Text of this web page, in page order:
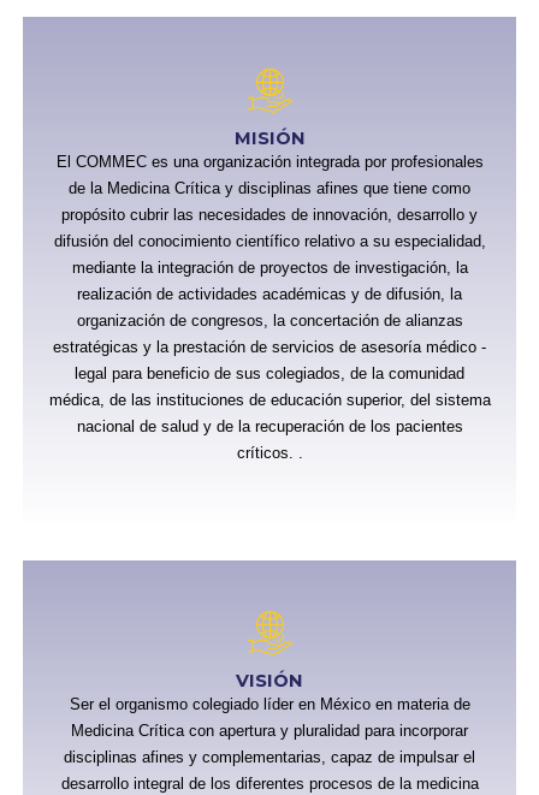
MISIÓN
El COMMEC es una organización integrada por profesionales
de la Medicina Crítica y disciplinas afines que tiene como
propósito cubrir las necesidades de innovación, desarrollo y
difusión del conocimiento científico relativo a su especialidad,
mediante la integración de proyectos de investigación, la
realización de actividades académicas y de difusión, la
organización de congresos, la concertación de alianzas
estratégicas y la prestación de servicios de asesoría médico -
legal para beneficio de sus colegiados, de la comunidad
médica, de las instituciones de educación superior, del sistema
nacional de salud y de la recuperación de los pacientes
críticos. .
VISIÓN
Ser el organismo colegiado líder en México en materia de
Medicina Crítica con apertura y pluralidad para incorporar
disciplinas afines y complementarias, capaz de impulsar el
desarrollo integral de los diferentes procesos de la medicina